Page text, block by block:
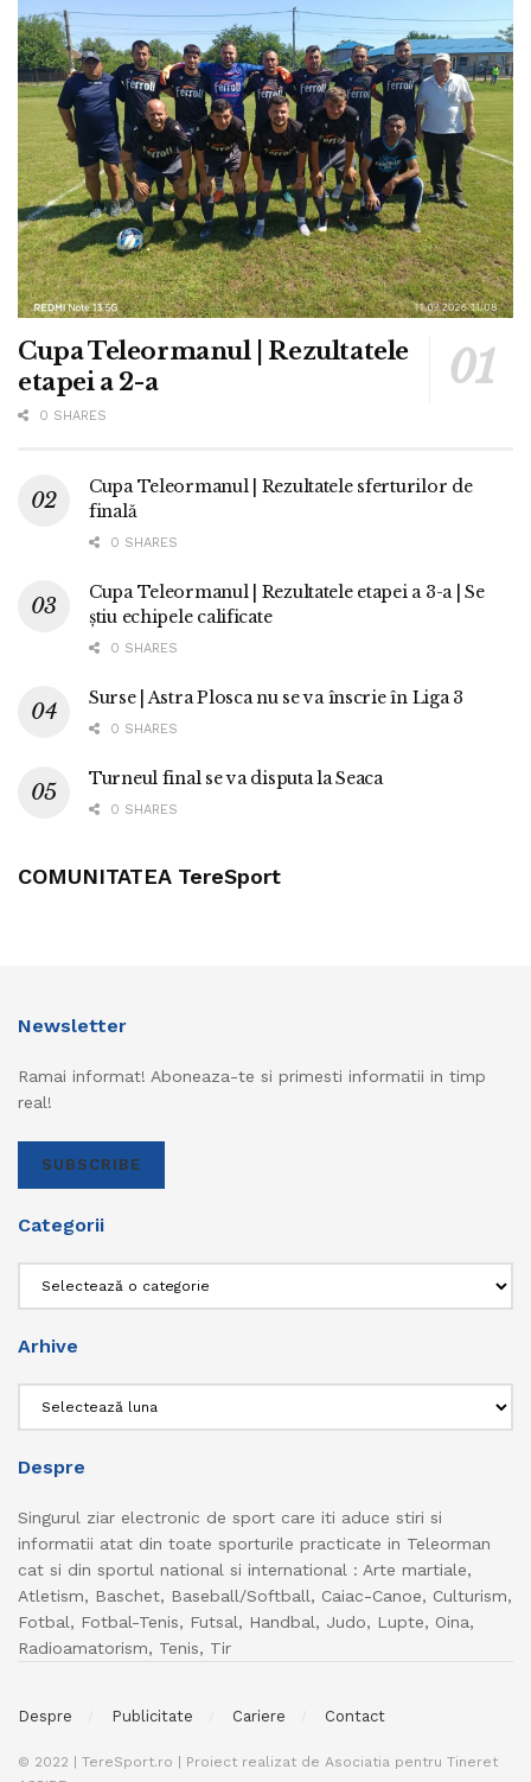
Cupa Teleormanul | Rezultatele
etapei a 2-a
0 SHARES
Cupa Teleormanul | Rezultatele sferturilor de
finală
0 SHARES
Cupa Teleormanul | Rezultatele etapei a 3-a | Se
știu echipele calificate
0 SHARES
Surse | Astra Plosca nu se va înscrie în Liga 3
0 SHARES
Turneul final se va disputa la Seaca
0 SHARES
COMUNITATEA TereSport
Newsletter
Ramai informat! Aboneaza-te si primesti informatii in timp
real!
SUBSCRIBE
Categorii
Arhive
Despre
Singurul ziar electronic de sport care iti aduce stiri si
informatii atat din toate sporturile practicate in Teleorman
cat si din sportul national si international : Arte martiale,
Atletism, Baschet, Baseball/Softball, Caiac-Canoe, Culturism,
Fotbal, Fotbal-Tenis, Futsal, Handbal, Judo, Lupte, Oina,
Radioamatorism, Tenis, Tir
Despre Publicitate Cariere Contact
© 2022 | TereSport.ro | Proiect realizat de Asociatia pentru Tineret